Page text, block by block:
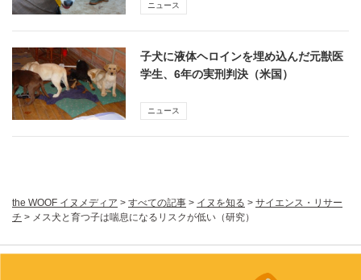
ニュース
子犬に液体ヘロインを埋め込んだ元獣医
学生、6年の実刑判決（米国）
ニュース
the WOOF イヌメディア > すべての記事 > イヌを知る > サイエンス・リサー
チ > メス犬と育つ子は喘息になるリスクが低い（研究）